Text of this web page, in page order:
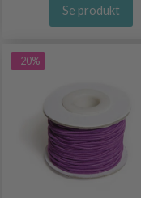
Se produkt
-20%